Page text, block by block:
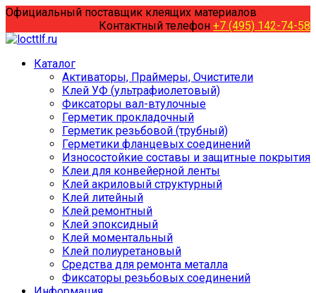
Перейти
содержанию
Официальный поставщик клеящих материалов
Контактный телефон +7 (495) 142-74-58
Каталог
Активаторы, Праймеры, Очистители
Клей УФ (ультрафиолетовый)
Фиксаторы вал-втулочные
Герметик прокладочный
Герметик резьбовой (трубный)
Герметики фланцевых соединений
Износостойкие составы и защитные покрытия
Клеи для конвейерной ленты
Клей акриловый структурный
Клей литейный
Клей ремонтный
Клей эпоксидный
Клей моментальный
Клей полиуретановый
Средства для ремонта металла
Фиксаторы резьбовых соединений